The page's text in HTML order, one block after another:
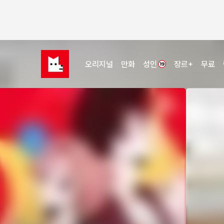
오리지널 만화 성인 장르+ 무료